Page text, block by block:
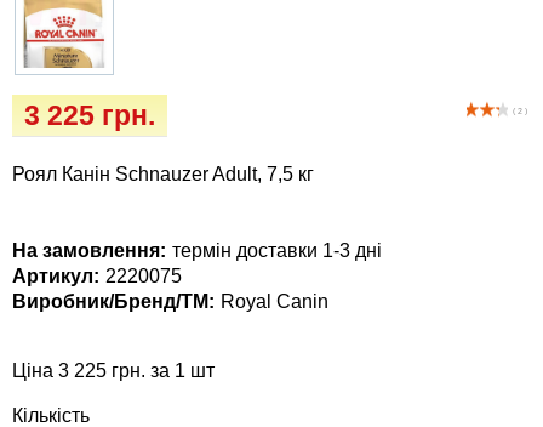
( 2 )
3 225 грн.
Роял Канін Schnauzer Adult, 7,5 кг
На замовлення: термін доставки 1-3 дні
Артикул: 2220075
Виробник/Бренд/ТМ: Royal Canin
Ціна 3 225 грн. за 1 шт
Кількість
Інкубатори
Кігтіточки
Ласощі та корма
Vet Diet Canine Wet - ветеринарные диеты
для собак
Лежаки, будиночки, охолоджуючи
килимки